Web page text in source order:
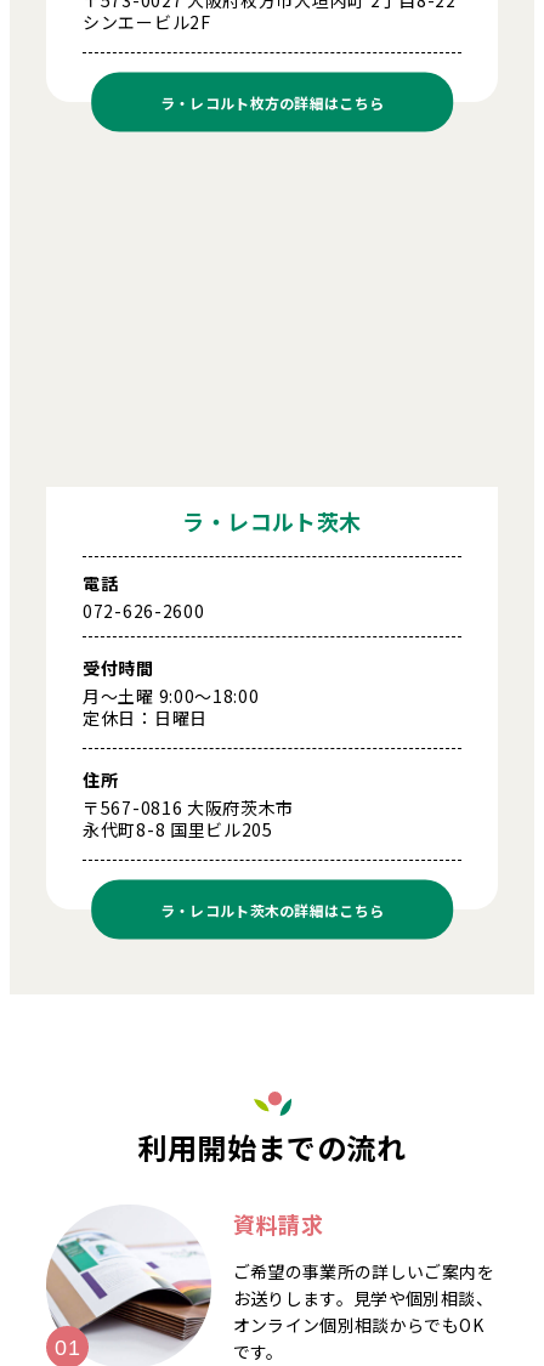
シンエービル2F
ラ・レコルト枚方の詳細はこちら
ラ・レコルト茨木
電話
072-626-2600
受付時間
月～土曜 9:00～18:00
定休日：日曜日
住所
〒567-0816 大阪府茨木市
永代町8-8 国里ビル205
ラ・レコルト茨木の詳細はこちら
利用開始までの流れ
資料請求
ご希望の事業所の詳しいご案内を
お送りします。見学や個別相談、
オンライン個別相談からでもOK
です。